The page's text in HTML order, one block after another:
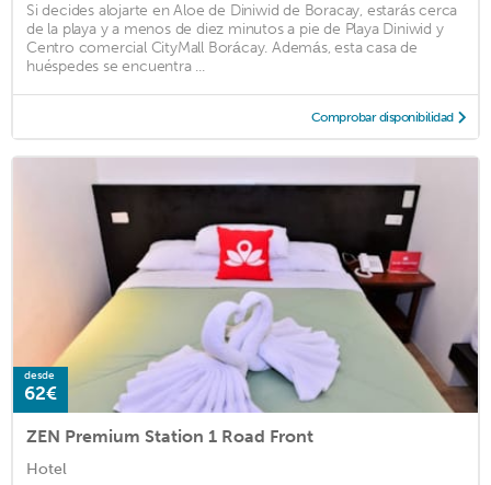
Si decides alojarte en Aloe de Diniwid de Boracay, estarás cerca
de la playa y a menos de diez minutos a pie de Playa Diniwid y
Centro comercial CityMall Borácay. Además, esta casa de
huéspedes se encuentra ...
Comprobar disponibilidad
desde
62€
ZEN Premium Station 1 Road Front
Hotel